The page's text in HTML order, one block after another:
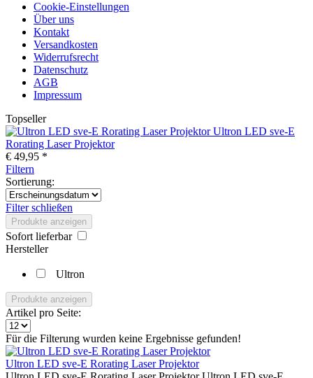
Cookie-Einstellungen
Über uns
Kontakt
Versandkosten
Widerrufsrecht
Datenschutz
AGB
Impressum
Topseller
Ultron LED sve-E
Rorating Laser Projektor
€ 49,95 *
Filtern
Sortierung:
Filter schließen
Produkte anzeigen
Sofort lieferbar
Hersteller
Ultron
Produkte anzeigen
Artikel pro Seite:
Für die Filterung wurden keine Ergebnisse gefunden!
Ultron LED sve-E Rorating Laser Projektor